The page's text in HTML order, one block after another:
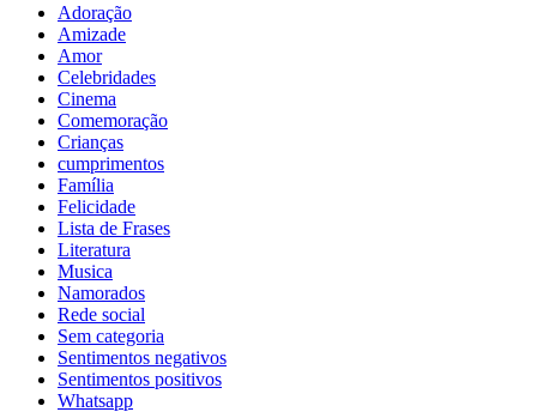
Adoração
Amizade
Amor
Celebridades
Cinema
Comemoração
Crianças
cumprimentos
Família
Felicidade
Lista de Frases
Literatura
Musica
Namorados
Rede social
Sem categoria
Sentimentos negativos
Sentimentos positivos
Whatsapp